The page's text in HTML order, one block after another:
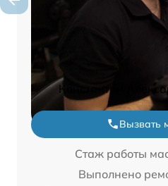
Константин
Вызвать
Стаж работы
Выполнено